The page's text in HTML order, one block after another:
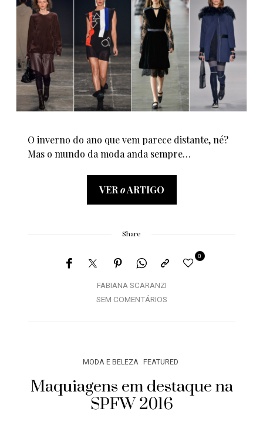
O inverno do ano que vem parece distante, né?
Mas o mundo da moda anda sempre…
VERoARTIGO
Share
FABIANA SCARANZI
0
SEM COMENTÁRIOS
MODA E BELEZA FEATURED
Maquiagens em destaque na
SPFW 2016